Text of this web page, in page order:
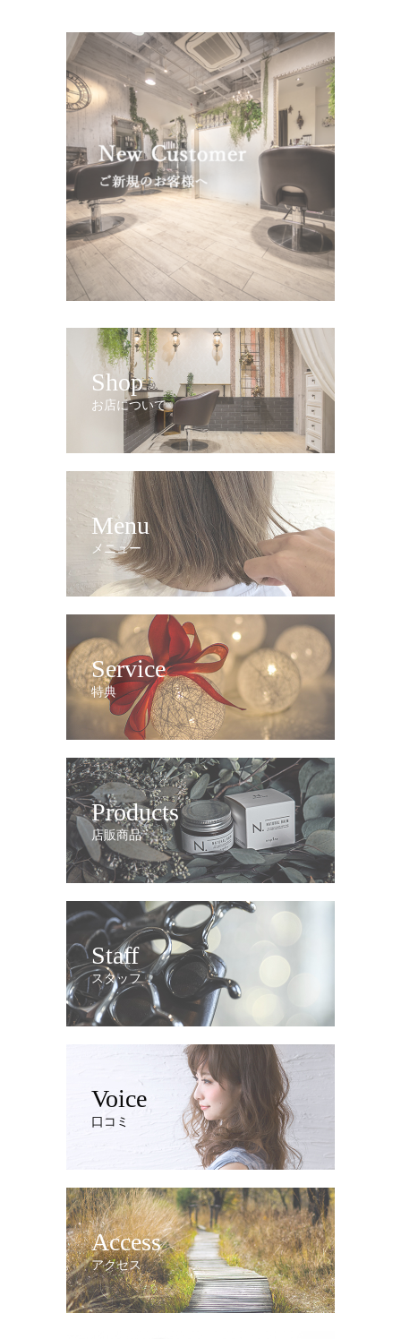
Shop
お店について
Menu
メニュー
Service
特典
Products
店販商品
Staff
スタッフ
Voice
口コミ
Access
アクセス